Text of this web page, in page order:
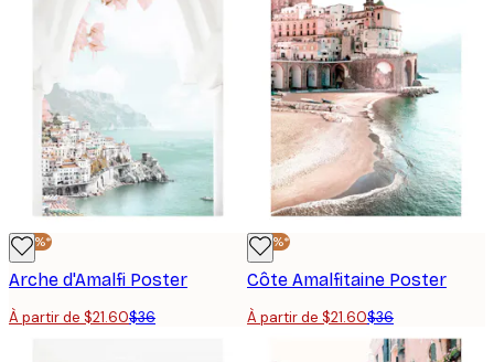
-40%*
Arche d'Amalfi Poster
À partir de $21.60$36
-40%*
Côte Amalfitaine Poster
À partir de $21.60$36